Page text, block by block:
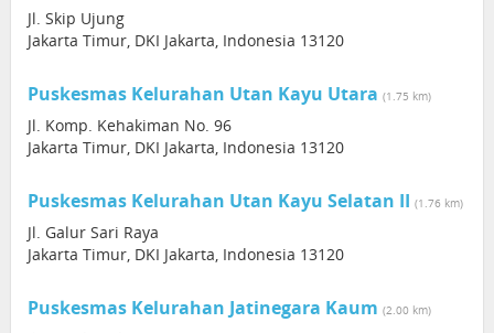
Jl. Skip Ujung
Jakarta Timur, DKI Jakarta, Indonesia 13120
Puskesmas Kelurahan Utan Kayu Utara (1.75 km)
Jl. Komp. Kehakiman No. 96
Jakarta Timur, DKI Jakarta, Indonesia 13120
Puskesmas Kelurahan Utan Kayu Selatan II (1.76 km)
Jl. Galur Sari Raya
Jakarta Timur, DKI Jakarta, Indonesia 13120
Puskesmas Kelurahan Jatinegara Kaum (2.00 km)